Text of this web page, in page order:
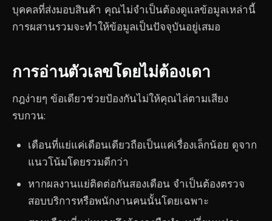
บุคคลที่ส่งมอบสินค้า คุณไม่จำเป็นต้องดูแลข้อมูลเหล่านี้
การผสานรวมจะทำให้ข้อมูลเป็นปัจจุบันอยู่เสมอ
การอ่านตัวเลขโดยไม่ต้องเดา
กฎง่ายๆ ข้อเดียวช่วยป้องกันไม่ให้คุณไล่ตามเสียง
รบกวน:
เดือนที่แย่แค่เดือนเดียวถือเป็นแค่เรื่องเล็กน้อย ดูจาก
แนวโน้มโดยรวมดีกว่า
หากผลงานแย่ติดต่อกันสองเดือน จำเป็นต้องตรวจ
สอบบริการหรือพนักงานคนนั้นโดยเฉพาะ